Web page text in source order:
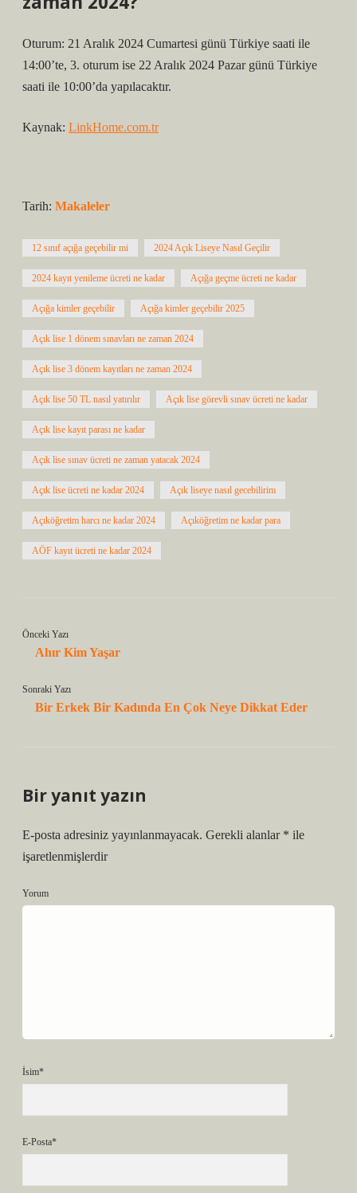
Oturum: 21 Aralık 2024 Cumartesi günü Türkiye saati ile
14:00’te, 3. oturum ise 22 Aralık 2024 Pazar günü Türkiye
saati ile 10:00’da yapılacaktır.
Kaynak: LinkHome.com.tr
Tarih: Makaleler
12 sınıf açığa geçebilir mi 2024 Açık Liseye Nasıl Geçilir
2024 kayıt yenileme ücreti ne kadar Açığa geçme ücreti ne kadar
Açığa kimler geçebilir Açığa kimler geçebilir 2025
Açık lise 1 dönem sınavları ne zaman 2024
Açık lise 3 dönem kayıtları ne zaman 2024
Açık lise 50 TL nasıl yatırılır Açık lise görevli sınav ücreti ne kadar
Açık lise kayıt parası ne kadar
Açık lise sınav ücreti ne zaman yatacak 2024
Açık lise ücreti ne kadar 2024 Açık liseye nasıl gecebilirim
Açıköğretim harcı ne kadar 2024 Açıköğretim ne kadar para
AÖF kayıt ücreti ne kadar 2024
Önceki Yazı
Ahır Kim Yaşar
Sonraki Yazı
Bir Erkek Bir Kadında En Çok Neye Dikkat Eder
Bir yanıt yazın
E-posta adresiniz yayınlanmayacak. Gerekli alanlar * ile
işaretlenmişlerdir
Yorum
İsim*
E-Posta*